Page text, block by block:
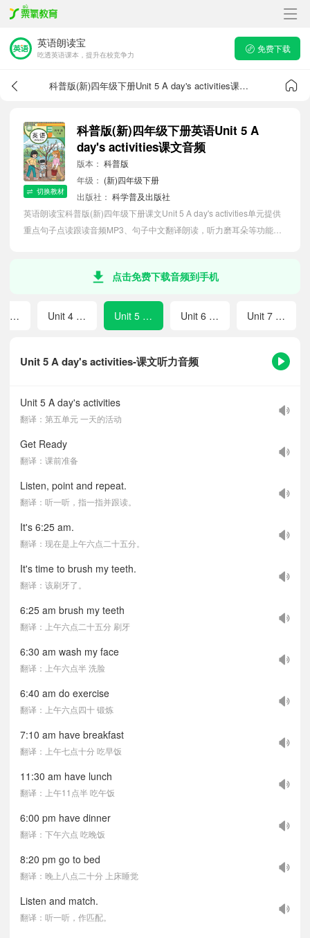
英语朗读宝
吃透英语课本，提升在校竞争力
免费下载
科普版(新)四年级下册Unit 5 A day's activities课文音频
切换教材
科普版(新)四年级下册英语Unit 5 A
day's activities课文音频
版本： 科普版
年级： (新)四年级下册
出版社： 科学普及出版社
英语朗读宝科普版(新)四年级下册课文Unit 5 A day's activities单元提供
重点句子点读跟读音频MP3、句子中文翻译朗读，听力磨耳朵等功能，
点击免费下载音频到手机
Unit 5 A day's activities-课文听力音频
Unit 5 A day's activities
翻译：第五单元 一天的活动
Get Ready
翻译：课前准备
Listen, point and repeat.
翻译：听一听，指一指并跟读。
It's 6:25 am.
翻译：现在是上午六点二十五分。
It's time to brush my teeth.
翻译：该刷牙了。
6:25 am brush my teeth
翻译：上午六点二十五分 刷牙
6:30 am wash my face
翻译：上午六点半 洗脸
6:40 am do exercise
翻译：上午六点四十 锻炼
7:10 am have breakfast
翻译：上午七点十分 吃早饭
11:30 am have lunch
翻译：上午11点半 吃午饭
6:00 pm have dinner
翻译：下午六点 吃晚饭
8:20 pm go to bed
翻译：晚上八点二十分 上床睡觉
Listen and match.
翻译：听一听，作匹配。
Unit 3 Amazing animals Unit 4 Numbers and time Unit 5 A day's activities Unit 6 My weekdays at school Unit 7 Seasons